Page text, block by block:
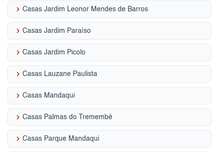
keyboard_arrow_right Casas Jardim Leonor Mendes de Barros
keyboard_arrow_right Casas Jardim Paraíso
keyboard_arrow_right Casas Jardim Picolo
keyboard_arrow_right Casas Lauzane Paulista
keyboard_arrow_right Casas Mandaqui
keyboard_arrow_right Casas Palmas do Tremembé
keyboard_arrow_right Casas Parque Mandaqui